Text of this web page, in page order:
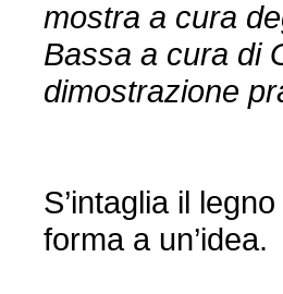
mostra a cura
Bassa a cura di
dimostrazione
S’intaglia il
forma a un’idea.